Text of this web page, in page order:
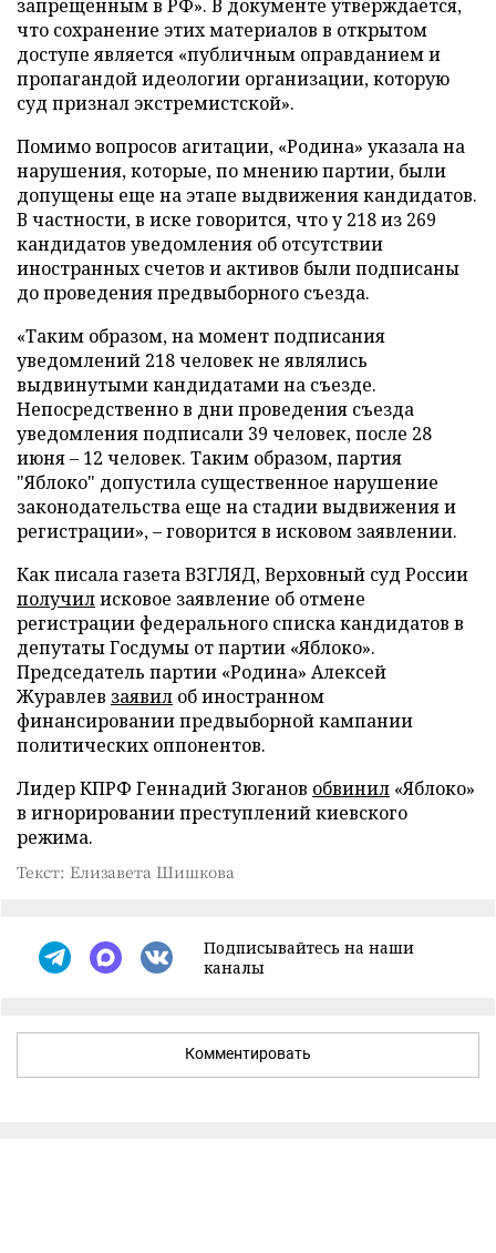
запрещенным в РФ». В документе утверждается,
что сохранение этих материалов в открытом
доступе является «публичным оправданием и
пропагандой идеологии организации, которую
суд признал экстремистской».
Помимо вопросов агитации, «Родина» указала на
нарушения, которые, по мнению партии, были
допущены еще на этапе выдвижения кандидатов.
В частности, в иске говорится, что у 218 из 269
кандидатов уведомления об отсутствии
иностранных счетов и активов были подписаны
до проведения предвыборного съезда.
«Таким образом, на момент подписания
уведомлений 218 человек не являлись
выдвинутыми кандидатами на съезде.
Непосредственно в дни проведения съезда
уведомления подписали 39 человек, после 28
июня – 12 человек. Таким образом, партия
"Яблоко" допустила существенное нарушение
законодательства еще на стадии выдвижения и
регистрации», – говорится в исковом заявлении.
Как писала газета ВЗГЛЯД, Верховный суд России
получилисковое заявление об отмене
регистрации федерального списка кандидатов в
депутаты Госдумы от партии «Яблоко».
Председатель партии «Родина» Алексей
Журавлев заявил об иностранном
финансировании предвыборной кампании
политических оппонентов.
Лидер КПРФ Геннадий Зюганов обвинил «Яблоко»
в игнорировании преступлений киевского
режима.
Текст: Елизавета Шишкова
Подписывайтесь на наши
каналы
Комментировать